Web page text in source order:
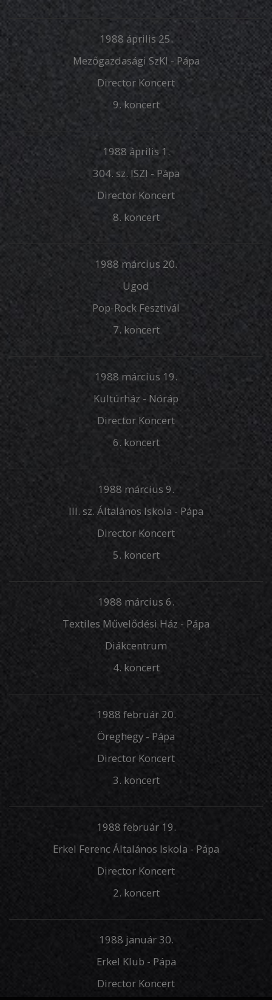
1988 április 25.
Mezőgazdasági SzKI - Pápa
Director Koncert
9. koncert
1988 április 1.
304. sz. ISZI - Pápa
Director Koncert
8. koncert
1988 március 20.
Ugod
Pop-Rock Fesztivál
7. koncert
1988 március 19.
Kultúrház - Nóráp
Director Koncert
6. koncert
1988 március 9.
III. sz. Általános Iskola - Pápa
Director Koncert
5. koncert
1988 március 6.
Textiles Művelődési Ház - Pápa
Diákcentrum
4. koncert
1988 február 20.
Öreghegy - Pápa
Director Koncert
3. koncert
1988 február 19.
Erkel Ferenc Általános Iskola - Pápa
Director Koncert
2. koncert
1988 január 30.
Erkel Klub - Pápa
Director Koncert